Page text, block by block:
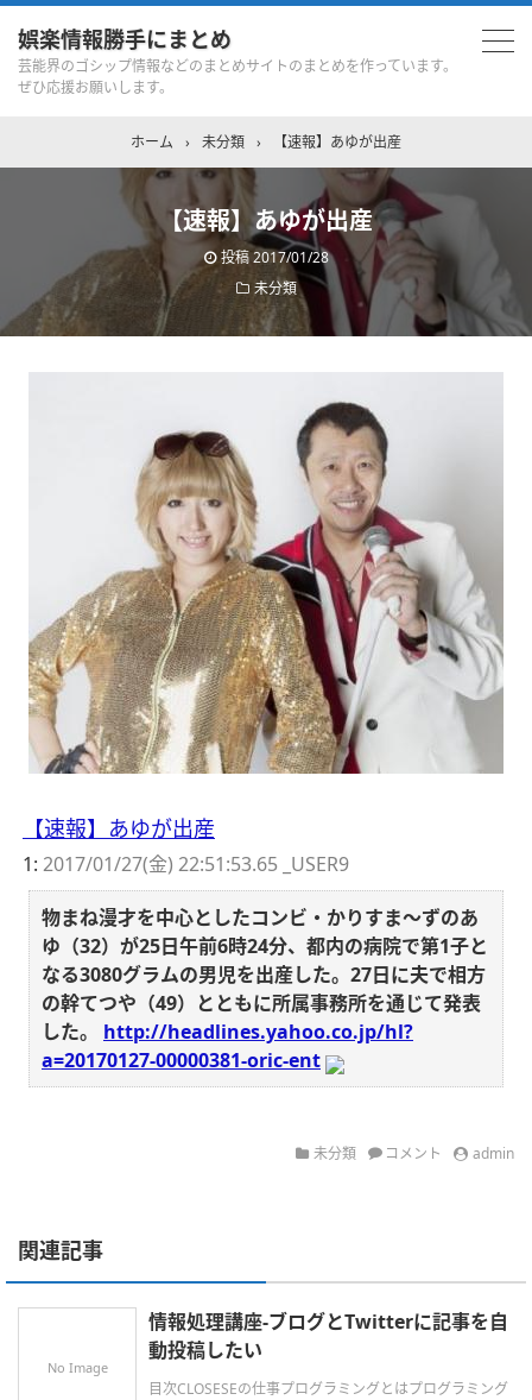
娯楽情報勝手にまとめ
芸能界のゴシップ情報などのまとめサイトのまとめを作っています。
ぜひ応援お願いします。
ホーム › 未分類 › 【速報】あゆが出産
【速報】あゆが出産
投稿2017/01/28
未分類
【速報】あゆが出産
1: 2017/01/27(金) 22:51:53.65 _USER9
物まね漫才を中心としたコンビ・かりすま～ずのあ
ゆ（32）が25日午前6時24分、都内の病院で第1子と
なる3080グラムの男児を出産した。27日に夫で相方
の幹てつや（49）とともに所属事務所を通じて発表
した。 http://headlines.yahoo.co.jp/hl?
a=20170127-00000381-oric-ent
未分類 コメント admin
関連記事
No Image
情報処理講座-ブログとTwitterに記事を自
動投稿したい
目次CLOSESEの仕事プログラミングとはプログラミング